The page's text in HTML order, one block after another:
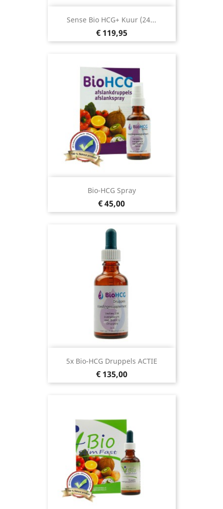
Sense Bio HCG+ Kuur (24...
Prijs
€ 119,95
Bio-HCG Spray
Prijs
€ 45,00
5x Bio-HCG Druppels ACTIE
Prijs
€ 135,00